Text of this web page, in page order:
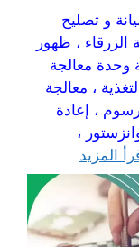
و تصليح
، ظهور
وحدة معالجة
، معالجة
، إعادة
،
المزيد